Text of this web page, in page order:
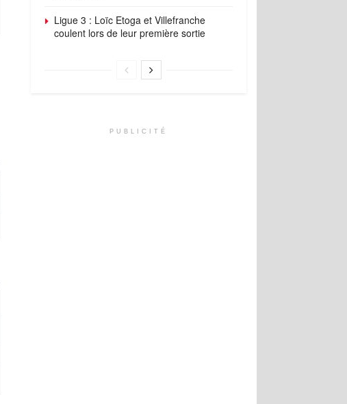
Ligue 3 : Loïc Etoga et Villefranche
coulent lors de leur première sortie
PUBLICITÉ